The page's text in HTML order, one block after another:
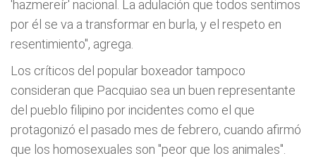
'hazmereír' nacional. La adulación que todos sentimos
por él se va a transformar en burla, y el respeto en
resentimiento", agrega.
Los críticos del popular boxeador tampoco
consideran que Pacquiao sea un buen representante
del pueblo filipino por incidentes como el que
protagonizó el pasado mes de febrero, cuando afirmó
que los homosexuales son "peor que los animales".